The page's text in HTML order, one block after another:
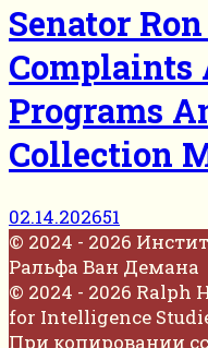
Senator
Complaints
Programs
Collection
02.14.202651
© 2024 - 2026
Ральфа Ван Демана
© 2024 - 2026 Ralph
for Intelligence
При копировании